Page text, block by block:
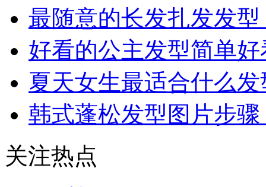
最随意的长发扎发发
好看的公主发型简单
夏天女生最适合什么
韩式蓬松发型图片步
关注热点